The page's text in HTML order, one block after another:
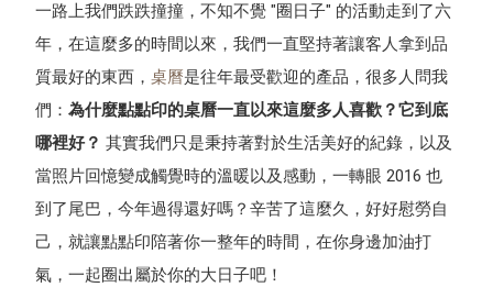
一路上我們跌跌撞撞，不知不覺 "圈日子" 的活動走到了六
年，在這麼多的時間以來，我們一直堅持著讓客人拿到品
質最好的東西， 桌曆是往年最受歡迎的產品，很多人問我
們： 為什麼點點印的桌曆一直以來這麼多人喜歡？它到底
哪裡好？ 其實我們只是秉持著對於生活美好的紀錄，以及
當照片回憶變成觸覺時的溫暖以及感動，一轉眼 2016 也
到了尾巴，今年過得還好嗎？辛苦了這麼久，好好慰勞自
己，就讓點點印陪著你一整年的時間，在你身邊加油打
氣，一起圈出屬於你的大日子吧！